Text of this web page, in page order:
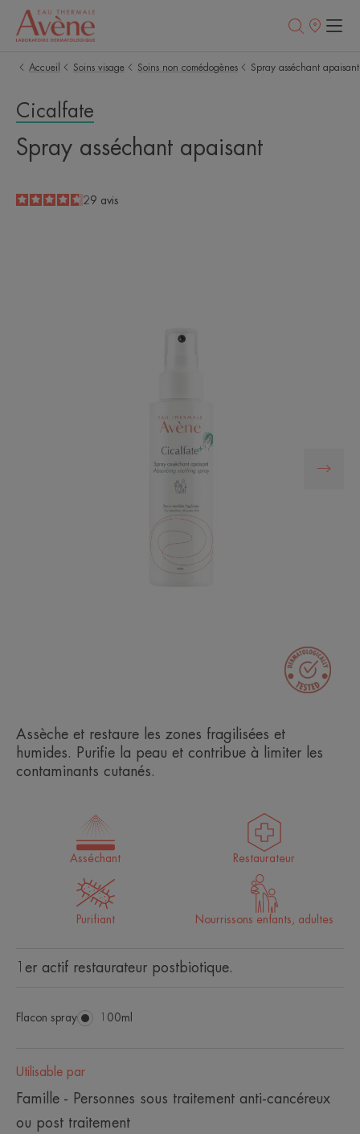
Points
Accueil
Soins visage Soins non comédogènes Spray asséchant apaisant
Cicalfate
Spray asséchant apaisant
4.7
/
5
29 avis
Assèche et restaure les zones fragilisées et
humides. Purifie la peau et contribue à limiter les
contaminants cutanés.
Asséchant Restaurateur
Purifiant Nourrissons enfants, adultes
1er actif restaurateur postbiotique.
Flacon spray
Flacon
100ml
Utilisable par
Famille - Personnes sous traitement anti-cancéreux
ou post traitement